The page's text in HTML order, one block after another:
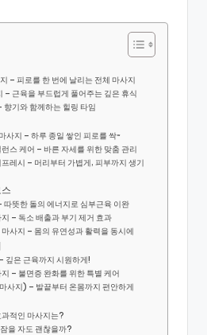
– 피로를 한 번에 날리는 전체 마사지
– 근육을 부드럽게 풀어주는 깊은 휴식
기와 함께하는 힐링 타임
사지 – 하루 종일 쌓인 피로를 싹~
스 케어 – 바른 자세를 위한 맞춤 관리
레시 – 머리부터 가볍게, 피부까지 생기
뜻한 돌의 에너지로 심부근육 이완
– 독소 배출과 부기 제거 효과
사지 – 몸의 유연성과 활력을 동시에
깊은 근육까지 시원하게!
– 불면증 완화를 위한 특별 케어
사지) – 발끝부터 온몸까지 편안하게
적인 마사지는?
을 자도 괜찮을까?